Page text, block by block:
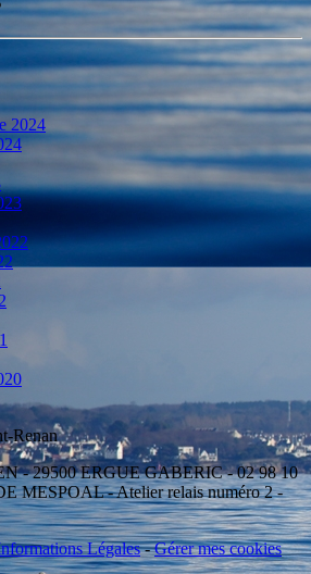
2024
de Quimper
- 29500 ERGUE GABERIC - 02 98 10
- Atelier relais numéro 2 -
Légales-Gérer mes cookies